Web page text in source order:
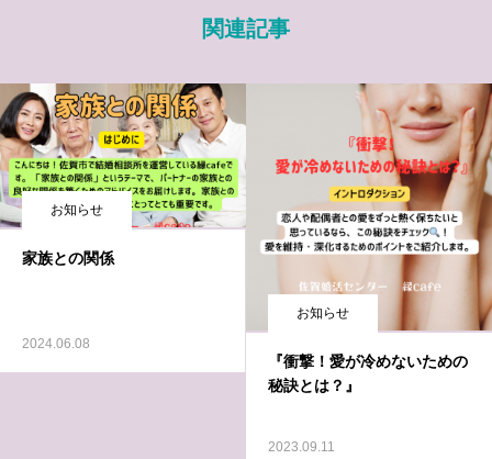
関連記事
お知らせ
家族との関係
2024.06.08
お知らせ
『衝撃！愛が冷めないための
秘訣とは？』
2023.09.11